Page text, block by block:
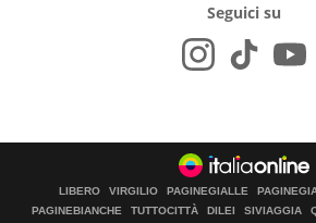
Seguici su
LIBERO VIRGILIO PAGINEGIALLE
PAGINEBIANCHE
TUTTOCITTÀ DILEI SIVIAGGIA